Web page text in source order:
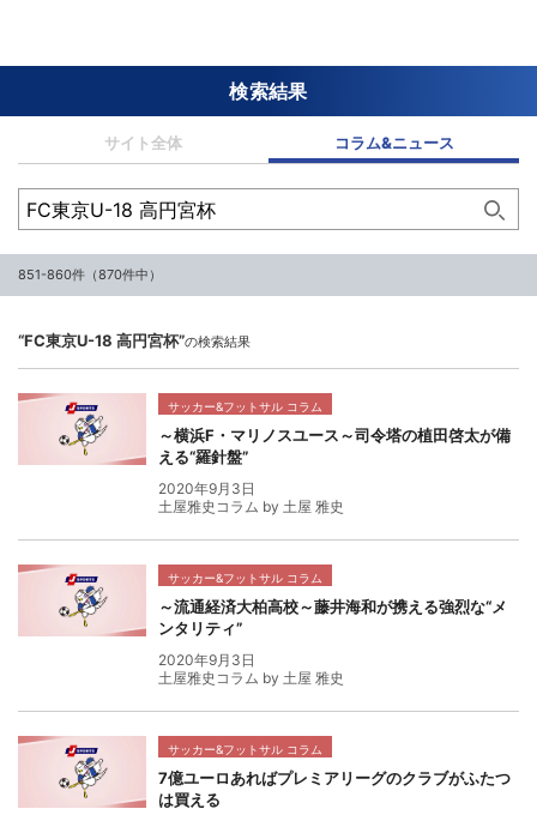
検索結果
サイト全体 コラム&ニュース
851-860件（870件中）
“FC東京U-18 高円宮杯”の検索結果
サッカー&フットサル コラム
～横浜F・マリノスユース～司令塔の植田啓太が備
える“羅針盤”
2020年9月3日
土屋雅史コラム by 土屋 雅史
サッカー&フットサル コラム
～流通経済大柏高校～藤井海和が携える強烈な“メ
ンタリティ”
2020年9月3日
土屋雅史コラム by 土屋 雅史
サッカー&フットサル コラム
7億ユーロあればプレミアリーグのクラブがふたつ
は買える